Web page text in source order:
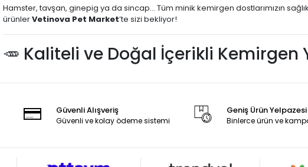
Hamster, tavşan, ginepig ya da sincap… Tüm minik kemirgen dostlarımızın
ürünlerVetinova Pet Market’te sizi bekliyor!
🥕 Kaliteli ve Doğal İçerikli Kemirgen
Kemirgen Yemleri Kategorisi
Kemirgen Yemleri
🏥 Kemirgen Sağlığı İçin Özel Ürünler
Güvenli Alışveriş
Güvenli ve kolay ödeme sistemi
Geniş Ürün Yelpazesi
Binlerce ürün ve